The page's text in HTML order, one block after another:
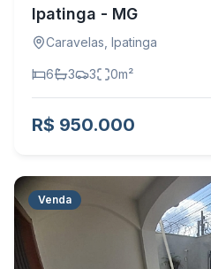
Ipatinga - MG
Caravelas Ipatinga
6 3 3 0m²
R$ 950.000
Venda